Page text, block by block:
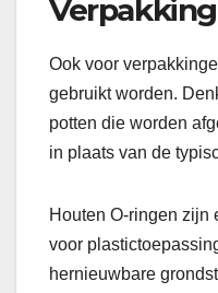
Ook voor
gebruikt worden.
potten die worden
in plaats van de
Houten O-ringen zijn
voor
hernieuwbare